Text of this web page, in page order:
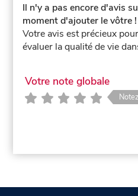
Il n'y a pas encore d'avis
moment d'ajouter le vôtre !
Votre avis est précieux
évaluer la qualité de vie
Votre note globale
Notez